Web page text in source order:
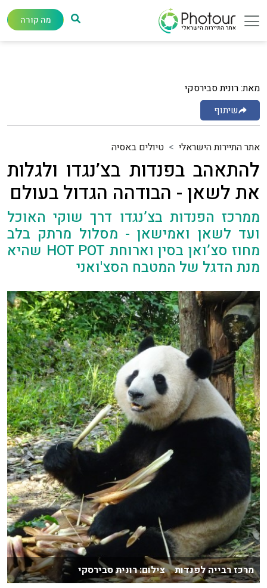
מה קורה
מאת: רונית סבירסקי
שיתוף
אתר התיירות הישראלי טיולים באסיה
להתאהב בפנדות בצ’נגדו ולגלות
את לשאן - הבודהה הגדול בעולם
ממרכז הפנדות בצ’נגדו דרך שוקי האוכל
ועד לשאן ואמישאן - מסלול מרתק בלב
מחוז סצ’ואן בסין וארוחת HOT POT שהיא
מנת הדגל של המטבח הסצ'ואני
מרכז רבייה לפנדות צילום: רונית סבירסקי